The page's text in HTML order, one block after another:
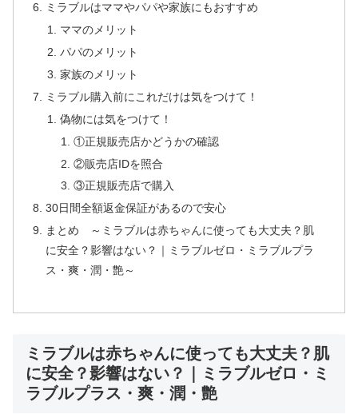
ミラブルはママやパパや家族にもおすすめ
ママのメリット
パパのメリット
家族のメリット
ミラブル購入前にこれだけは気をつけて！
偽物には気をつけて！
①正規販売店かどうかの確認
②販売店IDを照合
③正規販売店で購入
30日間全額返金保証があるので安心
まとめ ～ミラブルは赤ちゃんに使っても大丈夫？肌
に安全？影響はない？｜ミラブルゼロ・ミラブルプラ
ス・爽・潤・艶～
ミラブルは赤ちゃんに使っても大丈夫？肌
に安全？影響はない？｜ミラブルゼロ・ミ
ラブルプラス・爽・潤・艶